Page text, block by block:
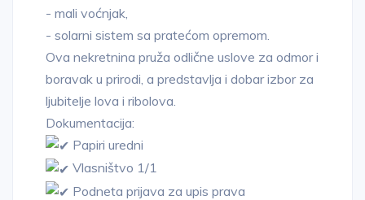
- mali voćnjak,
- solarni sistem sa pratećom opremom.
Ova nekretnina pruža odlične uslove za odmor i
boravak u prirodi, a predstavlja i dobar izbor za
ljubitelje lova i ribolova.
Dokumentacija:
Papiri uredni
Vlasništvo 1/1
Podneta prijava za upis prava